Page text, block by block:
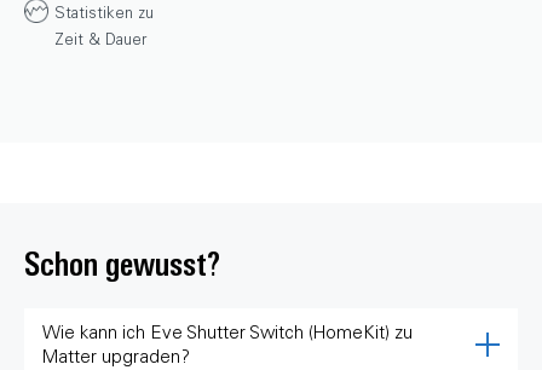
Statistiken zu
Zeit & Dauer
Schon gewusst?
Wie kann ich Eve Shutter Switch (HomeKit) zu
Matter upgraden?